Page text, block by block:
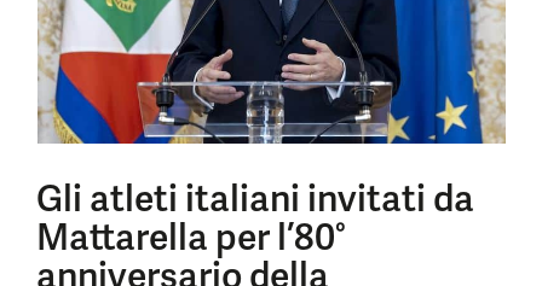
Gli atleti italiani invitati da
Mattarella per l’80°
anniversario della